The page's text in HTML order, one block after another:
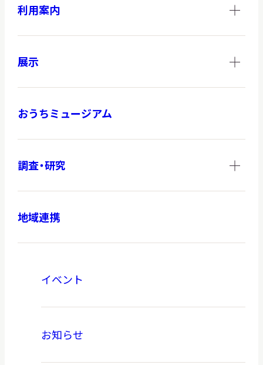
利用案内
展示
おうちミュージアム
調査・研究
地域連携
イベント
お知らせ